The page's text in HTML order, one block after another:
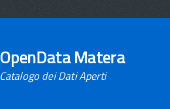
OpenData Matera
Catalogo dei Dati Aperti